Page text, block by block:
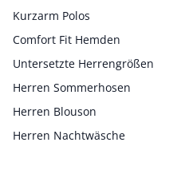
Kurzarm Polos
Comfort Fit Hemden
Untersetzte Herrengrößen
Herren Sommerhosen
Herren Blouson
Herren Nachtwäsche